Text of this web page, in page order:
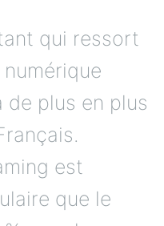
qui ressort
de plus en plus
est
que le